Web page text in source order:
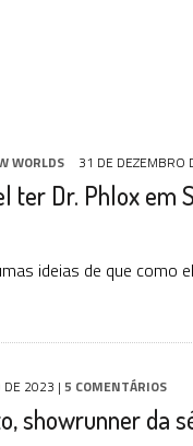
NEW WORDS
NA SDCC
DIFERENTES PONTOS DE VISTA
WORLDS 31 DE DEZEMBRO
ter Dr. Phlox em
ideias de que como
DE 2023 | 5 COMENTÁRIOS
showrunner da